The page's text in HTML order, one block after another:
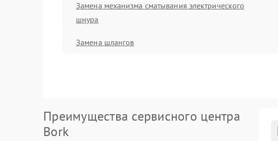
Замена механизма сматывания электрического
шнура
Замена шлангов
Преимущества сервисного центра
Bork